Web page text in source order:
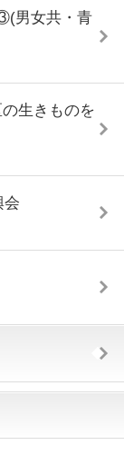
男女共・青
生きものを